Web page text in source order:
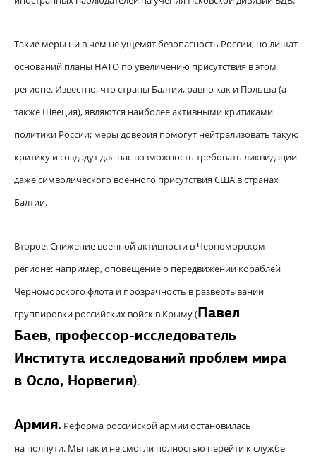
Такие меры ни в чем не ущемят безопасность России, но лишат
оснований планы НАТО по увеличению присутствия в этом
регионе. Известно, что страны Балтии, равно как и Польша (а
также Швеция), являются наиболее активными критиками
политики России; меры доверия помогут нейтрализовать такую
критику и создадут для нас возможность требовать ликвидации
даже символического военного присутствия США в странах
Балтии.
Второе. Снижение военной активности в Черноморском
регионе: например, оповещение о передвижении кораблей
Черноморского флота и прозрачность в развертывании
группировки российских войск в Крыму (Павел
Баев, профессор-исследователь
Института исследований проблем мира
в Осло, Норвегия).
Армия. Реформа российской армии остановилась
на полпути. Мы так и не смогли полностью перейти к службе